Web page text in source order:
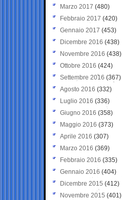
Marzo 2017 (480)
Febbraio 2017 (420)
Gennaio 2017 (453)
Dicembre 2016 (438)
Novembre 2016 (438)
Ottobre 2016 (424)
Settembre 2016 (367)
Agosto 2016 (332)
Luglio 2016 (336)
Giugno 2016 (358)
Maggio 2016 (373)
Aprile 2016 (307)
Marzo 2016 (369)
Febbraio 2016 (335)
Gennaio 2016 (404)
Dicembre 2015 (412)
Novembre 2015 (401)